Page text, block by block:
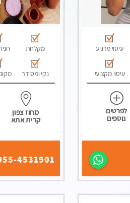
עיסוי מרגיע
עיסוי מקצועי
לפרטים
נוספים
מקלחת
נקי ומסודר
מחוז צפון
קרית אתא
4531901